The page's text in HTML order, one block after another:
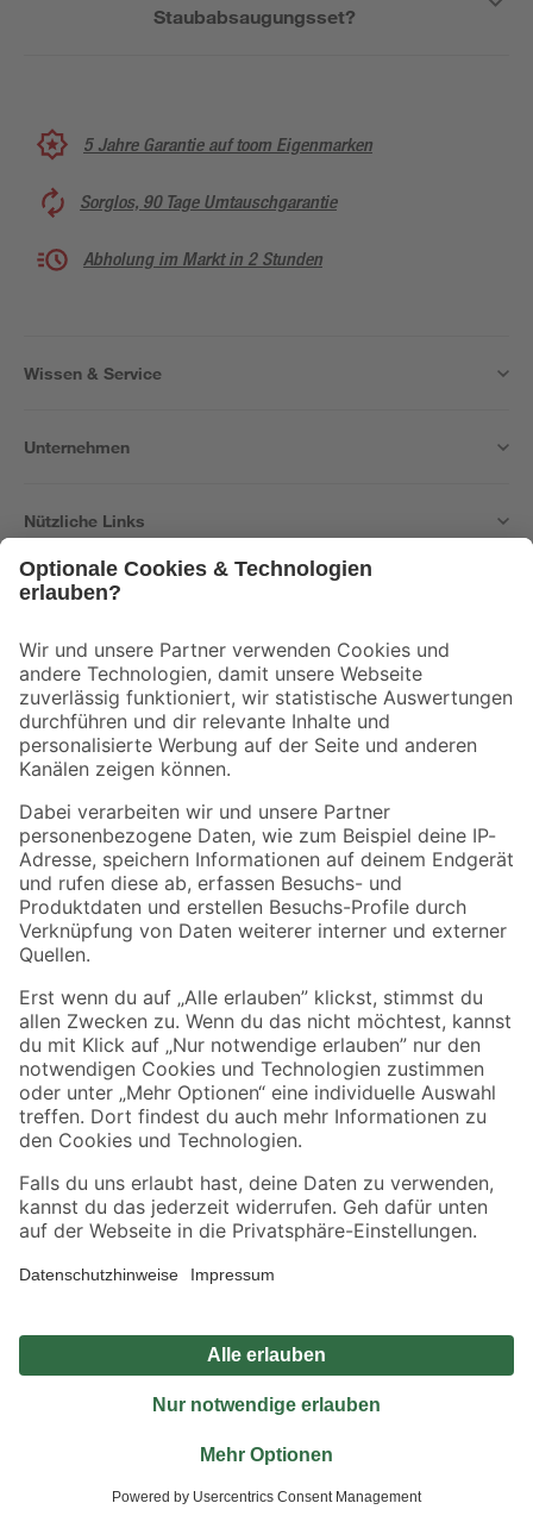
Staubabsaugungsset?
5 Jahre Garantie auf toom Eigenmarken
Sorglos, 90 Tage Umtauschgarantie
Abholung im Markt in 2 Stunden
Wissen & Service
Unternehmen
Nützliche Links
Der toom Newsletter: Keine Angebote und Aktionen mehr verpassen!
Zur Newsletter Anmeldung
Folge uns
Zahlungsarten Versandarten
Sicher einkaufen
Jetzt die toom-App herunterladen
Alle Preisangaben in EUR inkl. gesetzl. MwSt.. Die dargestellten Angebote sind unter
Umständen nicht in allen Märkten verfügbar. Die angegebenen Verfügbarkeiten beziehen
Produkte nur solange der Vorrat reicht.
*Paketversand ab 59 € versandkostenfrei, gilt nicht für Artikel mit Speditionsversand, hier
Privatsphäre Impressum
Nutzungsbedingungen
Widerrufsrecht
Vertrag widerrufen
© 2026 toom Baumarkt GmbH